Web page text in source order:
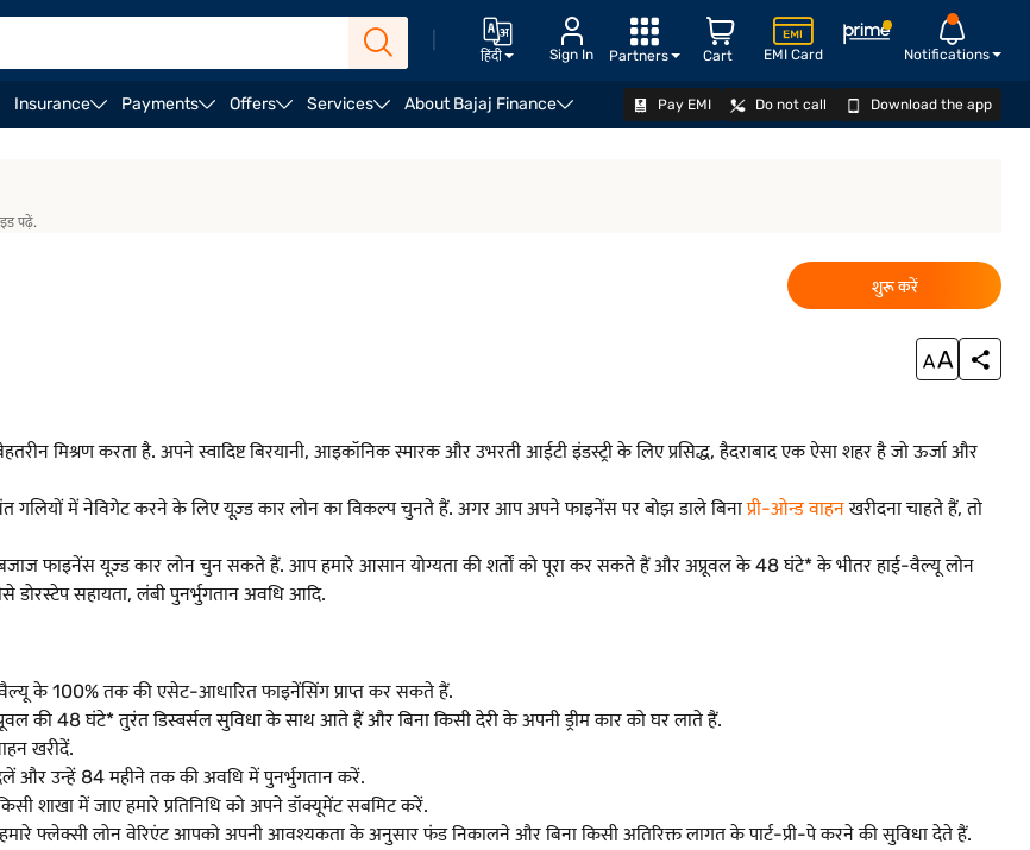
हिंदी Sign In EMI Card Notifications
Cart
Partners
Insurance Payments Offers Services About Bajaj Finance Pay EMI Do not call Download the app
पढ़ें.
शुरू करें
मिश्रण करता है. अपने स्वादिष्ट बिरयानी, आइकॉनिक स्मारक और उभरती आईटी इंडस्ट्री के लिए प्रसिद्ध, हैदराबाद एक ऐसा शहर है जो ऊर्जा और
गलियों में नेविगेट करने के लिए यूज़्ड कार लोन का विकल्प चुनते हैं. अगर आप अपने फाइनेंस पर बोझ डाले बिनाप्री-ओन्ड वाहनखरीदना चाहते हैं, तो
फाइनेंस यूज़्ड कार लोन चुन सकते हैं. आप हमारे आसान योग्यता की शर्तों को पूरा कर सकते हैं और अप्रूवल के 48 घंटे* के भीतर हाई-वैल्यू लोन
सहायता, लंबी पुनर्भुगतान अवधि आदि.
के 100% तक की एसेट-आधारित फाइनेंसिंग प्राप्त कर सकते हैं.
की 48 घंटे* तुरंत डिस्बर्सल सुविधा के साथ आते हैं और बिना किसी देरी के अपनी ड्रीम कार को घर लाते हैं.
खरीदें.
और उन्हें 84 महीने तक की अवधि में पुनर्भुगतान करें.
शाखा में जाए हमारे प्रतिनिधि को अपने डॉक्यूमेंट सबमिट करें.
फ्लेक्सी लोन वेरिएंट आपको अपनी आवश्यकता के अनुसार फंड निकालने और बिना किसी अतिरिक्त लागत के पार्ट-प्री-पे करने की सुविधा देते हैं.